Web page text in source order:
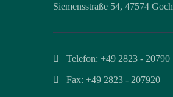
Siemensstraße 54, 47574 Goch
Telefon: +49 2823 - 20790
Fax: +49 2823 - 207920